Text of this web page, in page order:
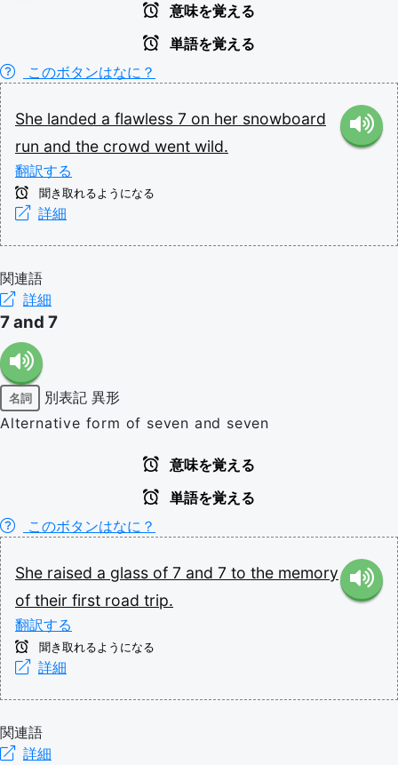
意味を覚える
単語を覚える
このボタンはなに？
She landed a flawless 7 on her snowboard
run and the crowd went wild.
翻訳する
聞き取れるようになる
詳細
関連語
詳細
7 and 7
名詞 別表記 異形
Alternative form of seven and seven
意味を覚える
単語を覚える
このボタンはなに？
She raised a glass of 7 and 7 to the memory
of their first road trip.
翻訳する
聞き取れるようになる
詳細
関連語
詳細